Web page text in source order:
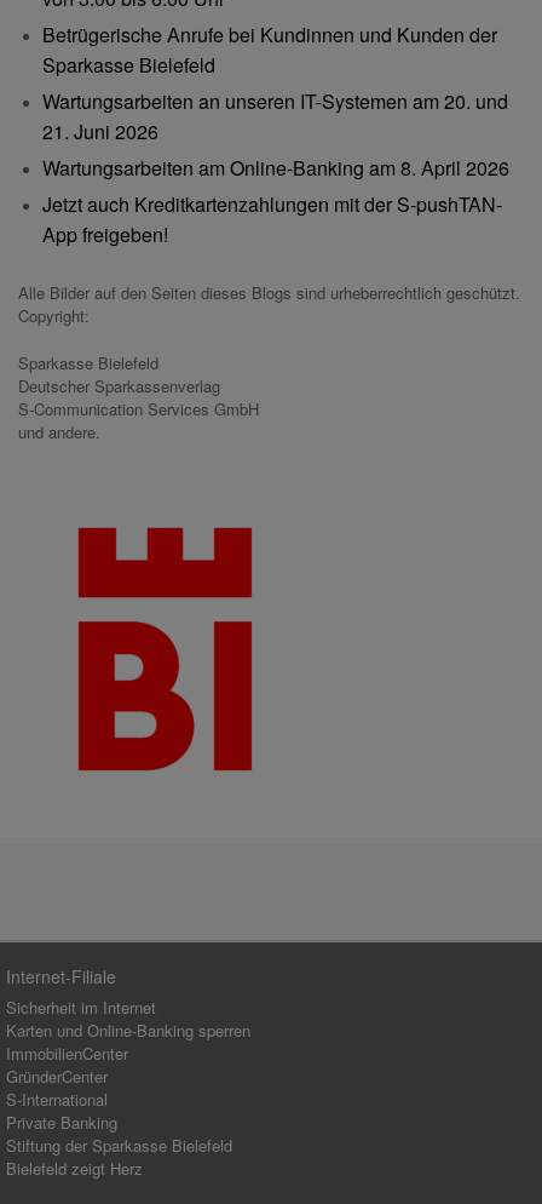
Betrügerische Anrufe bei Kundinnen und Kunden der
Sparkasse Bielefeld
Wartungsarbeiten an unseren IT-Systemen am 20. und
21. Juni 2026
Wartungsarbeiten am Online-Banking am 8. April 2026
Jetzt auch Kreditkartenzahlungen mit der S-pushTAN-
App freigeben!
Alle Bilder auf den Seiten dieses Blogs sind urheberrechtlich geschützt.
Copyright:
Sparkasse Bielefeld
Deutscher Sparkassenverlag
S-Communication Services GmbH
und andere.
Internet-Filiale
Sicherheit im Internet
Karten und Online-Banking sperren
ImmobilienCenter
GründerCenter
S-International
Private Banking
Stiftung der Sparkasse Bielefeld
Bielefeld zeigt Herz